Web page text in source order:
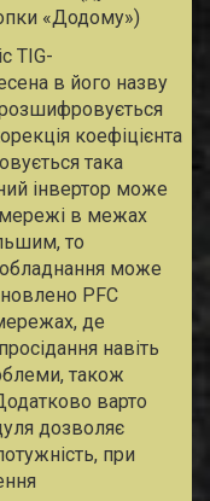
«Додому»)
TIG-
в його назву
розшифровується
коефіцієнта
така
інвертор може
мережі в межах
то
може
PFC
де
навіть
також
варто
дозволяє
при